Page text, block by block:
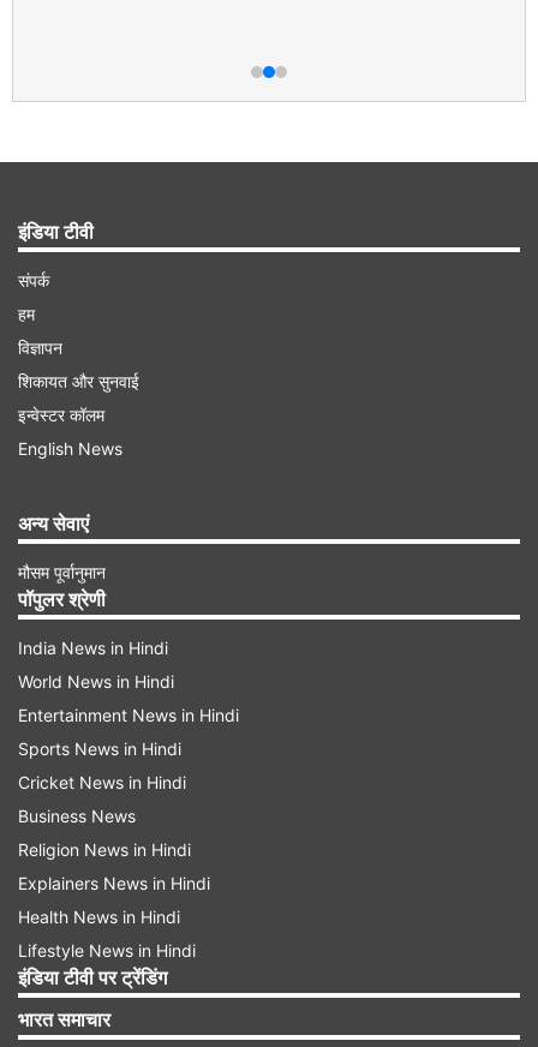
इंडिया टीवी
संपर्क
हम
विज्ञापन
शिकायत और सुनवाई
इन्वेस्टर कॉलम
English News
अन्य सेवाएं
मौसम पूर्वानुमान
पॉपुलर श्रेणी
India News in Hindi
World News in Hindi
Entertainment News in Hindi
Sports News in Hindi
Cricket News in Hindi
Business News
Religion News in Hindi
Explainers News in Hindi
Health News in Hindi
Lifestyle News in Hindi
इंडिया टीवी पर ट्रेंडिंग
भारत समाचार